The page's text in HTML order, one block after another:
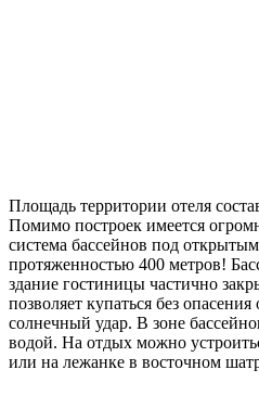
Площадь территории отеля
Помимо построек имеется
система бассейнов под
протяженностью 400 метров!
здание гостиницы частично
позволяет купаться без
солнечный удар. В зоне
водой. На отдых можно
или на лежанке в восточном